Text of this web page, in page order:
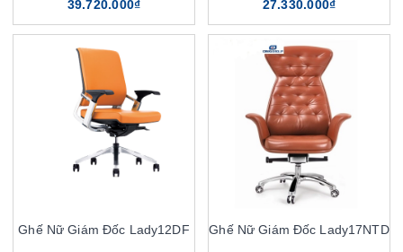
39.720.000₫ 27.330.000₫
Ghế Nữ Giám Đốc Lady12DF Ghế Nữ Giám Đốc Lady17NTD